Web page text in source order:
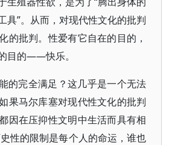
具”。从而，对现代性文化的批判
的批判。性爱有它自在的目的，
目的——快乐。
的完全满足？这几乎是一个无法
果马尔库塞对现代性文化的批判
因在压抑性文明中生活而具有相
性的限制是每个人的命运，谁也